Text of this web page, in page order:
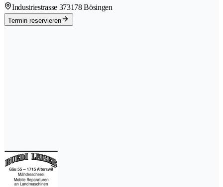
Industriestrasse 373178 Bösingen
Termin reservieren